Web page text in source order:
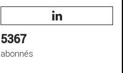
5367
abonnés